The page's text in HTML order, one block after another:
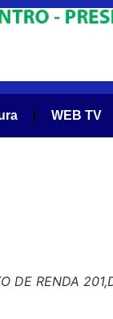
WEB TV
DE RENDA